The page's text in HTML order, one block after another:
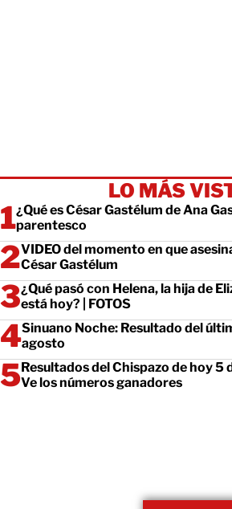
LO MÁS
¿Qué es César Gastélum de Ana
parentesco
VIDEO del momento en que
César Gastélum
¿Qué pasó con Helena, la hija de
está hoy? | FOTOS
Sinuano Noche: Resultado del
agosto
Resultados del Chispazo de hoy 5
Ve los números ganadores